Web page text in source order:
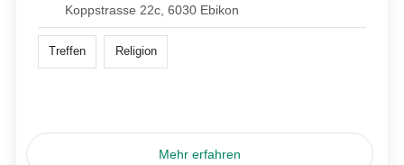
Koppstrasse 22c, 6030 Ebikon
Treffen Religion
Mehr erfahren